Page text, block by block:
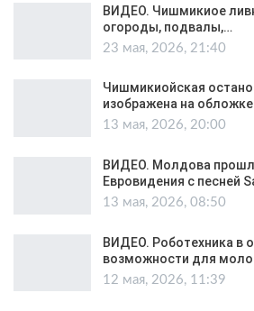
ВИДЕО. Чишмикиое
огороды, подвалы,…
23 мая, 2026, 21:40
Чишмикиойская
изображена на
13 мая, 2026, 20:00
ВИДЕО. Молдова
Евровидения с песней
13 мая, 2026, 08:50
ВИДЕО. Роботехника в
возможности для
12 мая, 2026, 11:39